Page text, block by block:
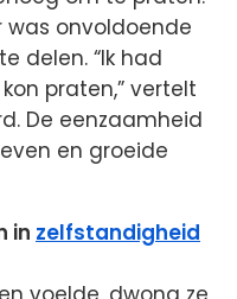
onvoldoende
delen. “Ik had
praten,” vertelt
De eenzaamheid
en groeide
in zelfstandigheid